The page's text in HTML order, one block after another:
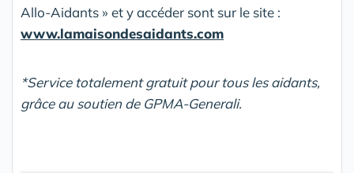
Allo-Aidants » et y accéder sont sur le site :
www.lamaisondesaidants.com
*Service totalement gratuit pour tous les aidants,
grâce au soutien de GPMA-Generali.